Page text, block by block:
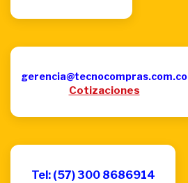
gerencia@tecnocompras.com.co
Cotizaciones
Tel: (57) 300 8686914